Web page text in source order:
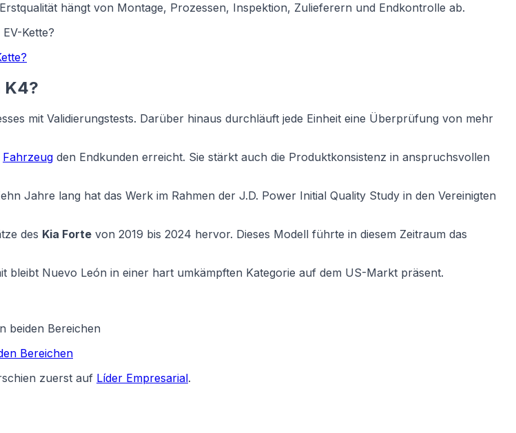
hängt von Montage, Prozessen, Inspektion, Zulieferern und Endkontrolle ab.
Kette?
K4?
mit Validierungstests. Darüber hinaus durchläuft jede Einheit eine Überprüfung von mehr
Fahrzeug den Endkunden erreicht. Sie stärkt auch die Produktkonsistenz in anspruchsvollen
Jahre lang hat das Werk im Rahmen der J.D. Power Initial Quality Study in den Vereinigten
des Kia Forte von 2019 bis 2024 hervor. Dieses Modell führte in diesem Zeitraum das
bleibt Nuevo León in einer hart umkämpften Kategorie auf dem US-Markt präsent.
beiden Bereichen
Bereichen
zuerst auf Líder Empresarial.